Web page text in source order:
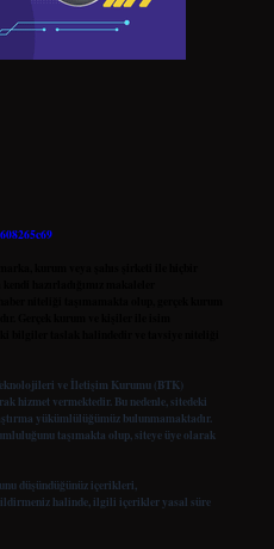
ve İletişim Kurumu (BTK)
hizmet vermektedir. Bu nedenle, sitedeki
yükümlülüğümüz bulunmamaktadır.
taşımakta olup, siteye üye olarak
düşündüğünüz içerikleri,
halinde, ilgili içerikler yasal süre